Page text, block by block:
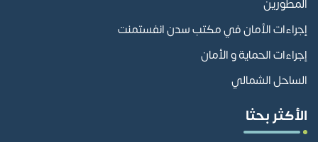
المطورين
إجراءات الأمان في مكتب سدن انفستمنت
إجراءات الحماية و الأمان
الساحل الشمالي
الأكثر بحثا